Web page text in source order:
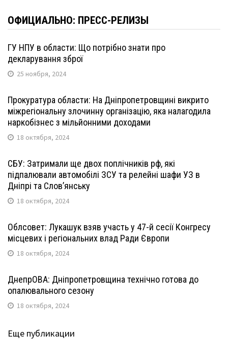
ОФИЦИАЛЬНО: ПРЕСС-РЕЛИЗЫ
ГУ НПУ в области: Що потрібно знати про
декларування зброї
25 ноября, 2024
Прокуратура области: На Дніпропетровщині викрито
міжрегіональну злочинну організацію, яка налагодила
наркобізнес з мільйонними доходами
18 октября, 2024
СБУ: Затримали ще двох поплічників рф, які
підпалювали автомобілі ЗСУ та релейні шафи УЗ в
Дніпрі та Слов’янську
18 октября, 2024
Облсовет: Лукашук взяв участь у 47-й сесії Конгресу
місцевих і регіональних влад Ради Європи
18 октября, 2024
ДнепрОВА: Дніпропетровщина технічно готова до
опалювального сезону
18 октября, 2024
Еще публикации